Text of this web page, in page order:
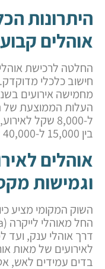
היתרונות
אוהלים
החלטה לרכישת
חישוב כלכלי
מחמישה אירועים
ל-8,000 שקל
בין 15,000 ל-40,000 שקל ומשרת שנים רבות.
אוהלים
וגמישות
השוק המקומי מציע
דרך אוהלי ענק, ועד
לאירועים של מאות
בדים עמידים לאש,